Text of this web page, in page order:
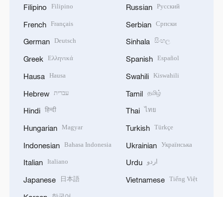
Filipino Filipino
French Français
German Deutsch
Greek Ελληνικά
Hausa Hausa
Hebrew עברית
Hindi हिन्दी
Hungarian Magyar
Indonesian Bahasa Indonesia
Italian Italiano
Japanese 日本語
Russian Русский
Serbian Српски
Sinhala සිංහල
Spanish Español
Swahili Kiswahili
Tamil தமிழ்
Thai ไทย
Turkish Türkçe
Ukrainian Українська
Urdu اردو
Vietnamese Tiếng Việt